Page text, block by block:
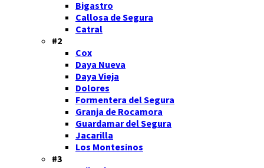
Bigastro
Callosa de Segura
Catral
#2
Cox
Daya Nueva
Daya Vieja
Dolores
Formentera del Segura
Granja de Rocamora
Guardamar del Segura
Jacarilla
Los Montesinos
#3